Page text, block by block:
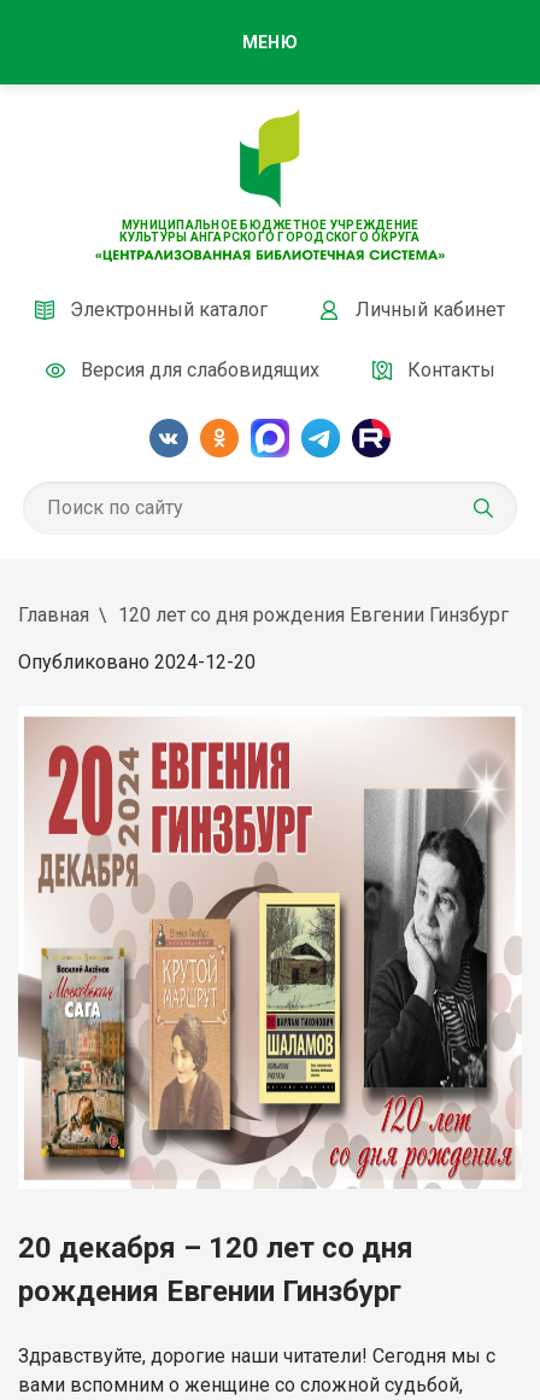
МУНИЦИПАЛЬНОЕ БЮДЖЕТНОЕ УЧРЕЖДЕНИЕ
КУЛЬТУРЫ АНГАРСКОГО ГОРОДСКОГО ОКРУГА
Электронный каталог Личный кабинет
Версия для слабовидящих Контакты
МЕНЮ
Главная 120 лет со дня рождения Евгении Гинзбург
Опубликовано 2024-12-20
20 декабря – 120 лет со дня
рождения Евгении Гинзбург
Здравствуйте, дорогие наши читатели! Сегодня мы с
вами вспомним о женщине со сложной судьбой,